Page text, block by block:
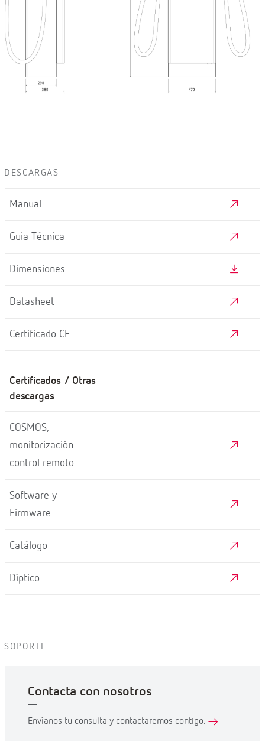
DESCARGAS
Manual
Guia Técnica
Dimensiones
Datasheet
Certificado CE
Certificados / Otras
descargas
COSMOS,
monitorización
control remoto
Software y
Firmware
Catálogo
Díptico
SOPORTE
Contacta con nosotros
Envíanos tu consulta y contactaremos contigo.